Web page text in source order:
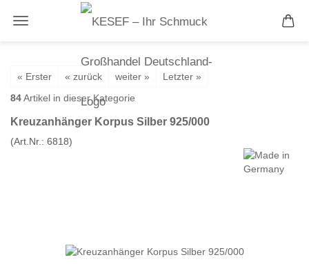
« Erster « zurück weiter »
Letzter »
84Artikel in dieser Kategorie
Kreuzanhänger Korpus Silber 925/000
(Art.Nr.: 6818)